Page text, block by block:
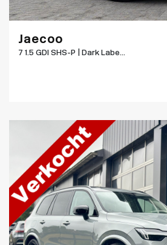
Jaecoo
7 1.5 GDI SHS-P | Dark Labe...